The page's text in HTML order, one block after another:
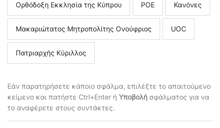
Ορθόδοξη Εκκλησία της Κύπρου ΡΟΕ Κανόνες
Μακαριώτατος Μητροπολίτης Ονούφριος UOC
Πατριαρχής Κύριλλος
Εάν παρατηρήσετε κάποιο σφάλμα, επιλέξτε το απαιτούμενο
κείμενο και πατήστε Ctrl+Enter ή Υποβολή σφάλματος για να
το αναφέρετε στους συντάκτες.